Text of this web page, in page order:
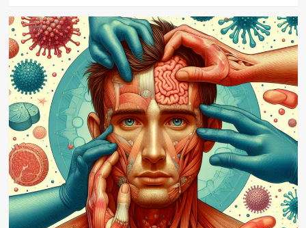
Descoperă
5
Fapte
Cruciale
Despre
Boala
Crohn!